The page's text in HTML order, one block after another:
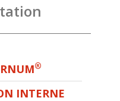
®
INTERNE